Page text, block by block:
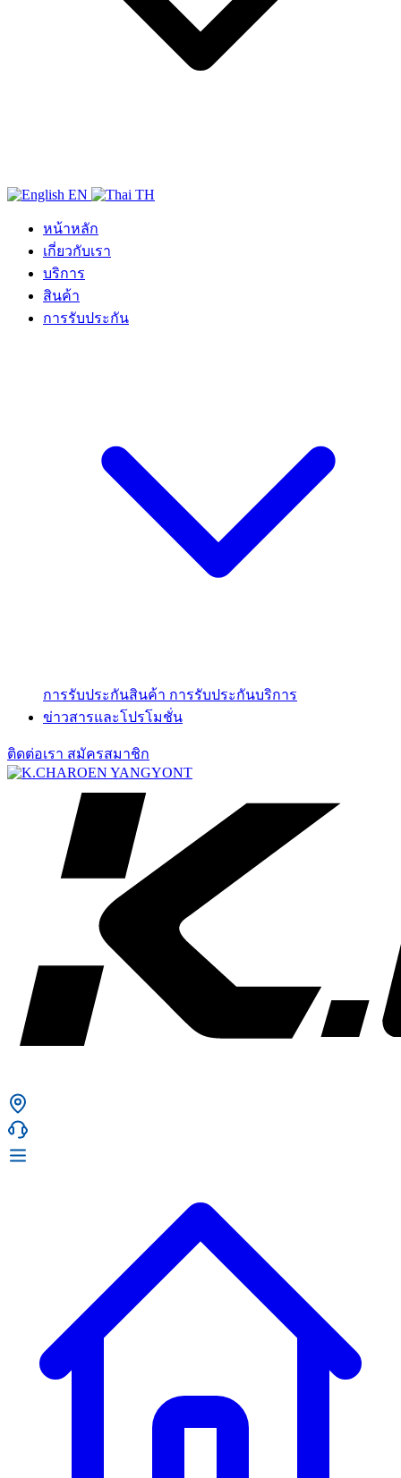
EN TH
หน้าหลัก
เกี่ยวกับเรา
บริการ
สินค้า
การรับประกัน
การรับประกันสินค้า การรับประกันบริการ
ข่าวสารและโปรโมชั่น
ติดต่อเรา สมัครสมาชิก
การรับประกันสินค้า
ข่าวสารและโปรโมชั่น
ติดต่อเรา
TH
02 393 3356
ก. เจริญยางยนต์ (บริษัท มิ้งค์ แอนด์ ซีน จำกัด) 2275 ถ.สุขุมวิท
(ระหว่างซอยสุขุมวิท 89/1 - 91) แขวงบางจาก เขตพระโขนง
กรุงเทพมหานคร 10260
ก. เจริญค็อกพิท
อุดมสุข 28 ถนนอุดมสุข แขวงบางนาเหนือ เขตบางนา